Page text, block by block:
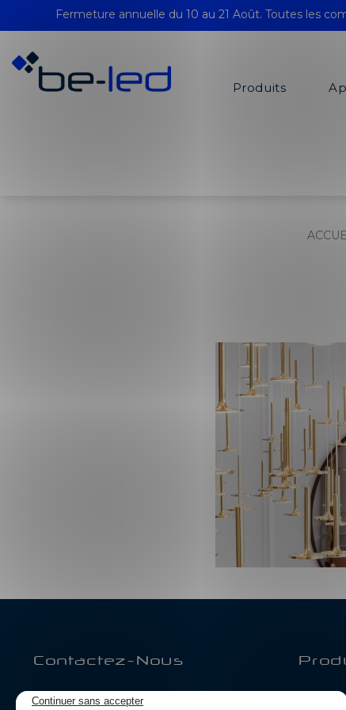
Fermeture annuelle du 10 au 21 Août. Toutes les
Produits
Contactez-Nous
BE-LED
Continuer sans accepter